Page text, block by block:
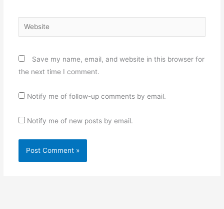
Website
Save my name, email, and website in this browser for
the next time I comment.
Notify me of follow-up comments by email.
Notify me of new posts by email.